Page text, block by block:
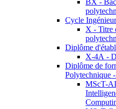
BX -
Cycle Ingénieur
X - Titre
Diplôme
X-4A -
Diplôme de
Polytechnique
MScT-